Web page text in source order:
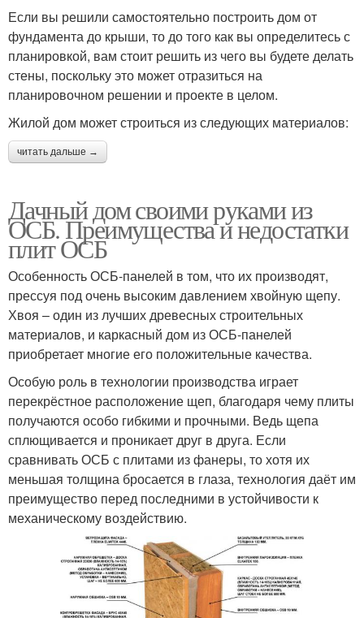
Если вы решили самостоятельно построить дом от
фундамента до крыши, то до того как вы определитесь с
планировкой, вам стоит решить из чего вы будете делать
стены, поскольку это может отразиться на
планировочном решении и проекте в целом.
Жилой дом может строиться из следующих материалов:
читать дальше →
Дачный дом своими руками из
ОСБ. Преимущества и недостатки
плит ОСБ
Особенность ОСБ-панелей в том, что их производят,
прессуя под очень высоким давлением хвойную щепу.
Хвоя – один из лучших древесных строительных
материалов, и каркасный дом из ОСБ-панелей
приобретает многие его положительные качества.
Особую роль в технологии производства играет
перекрёстное расположение щеп, благодаря чему плиты
получаются особо гибкими и прочными. Ведь щепа
сплющивается и проникает друг в друга. Если
сравнивать ОСБ с плитами из фанеры, то хотя их
меньшая толщина бросается в глаза, технология даёт им
преимущество перед последними в устойчивости к
механическому воздействию.